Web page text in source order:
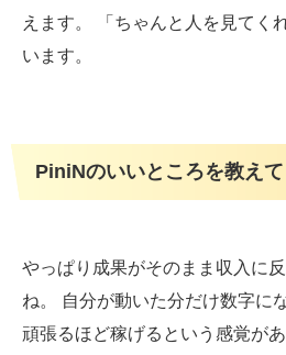
えます。 「ちゃんと人を見てく
います。
PiniNのいいところを教えて
やっぱり成果がそのまま収入に
ね。 自分が動いた分だけ数字に
頑張るほど稼げるという感覚が